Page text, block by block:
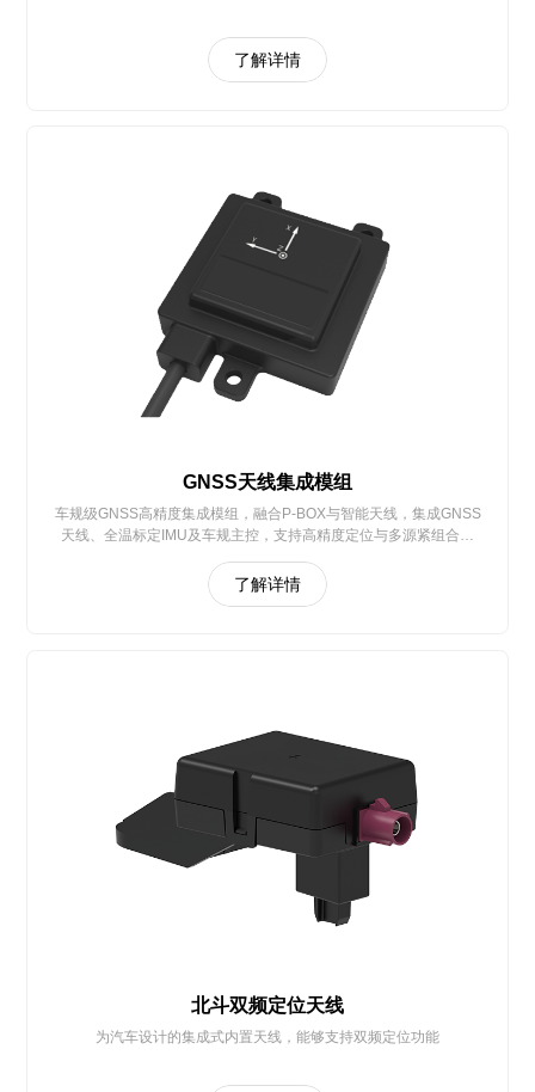
了解详情
GNSS天线集成模组
车规级GNSS高精度集成模组，融合P-BOX与智能天线，集成GNSS
天线、全温标定IMU及车规主控，支持高精度定位与多源紧组合导
等领域
了解详情
北斗双频定位天线
为汽车设计的集成式内置天线，能够支持双频定位功能